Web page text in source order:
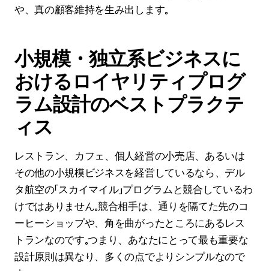
や、真の顧客維持を生み出します。
小規模・独立系ビジネスに
おけるロイヤリティプログ
ラム設計のベストプラクテ
ィス
レストラン、カフェ、個人経営の小売店、あるいは
その他の小規模ビジネスを経営しているなら、デル
タ航空の「スカイマイル」プログラムと競合しているわ
けではありません。競合相手は、通りを隔てた先のコ
ーヒーショップや、角を曲がったところにあるレス
トランなのです。つまり、あなたにとって最も重要な
設計原則は異なり、多くの点でよりシンプルなので